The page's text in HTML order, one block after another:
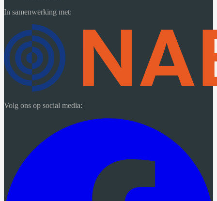
In samenwerking met:
Volg ons op social media: